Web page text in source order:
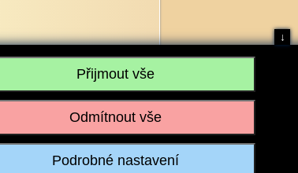
se sídlem č.p. 17, 768 75 Loukov
Realizace:w-software.com
↓